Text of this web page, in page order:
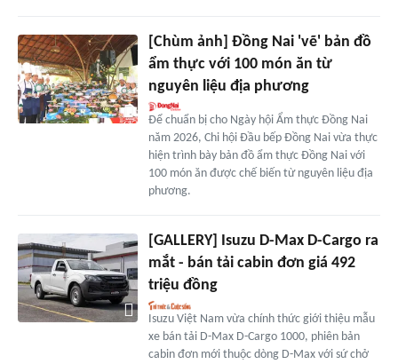
[Chùm ảnh] Đồng Nai 'vẽ' bản đồ
ẩm thực với 100 món ăn từ
nguyên liệu địa phương
Để chuẩn bị cho Ngày hội Ẩm thực Đồng Nai
năm 2026, Chi hội Đầu bếp Đồng Nai vừa thực
hiện trình bày bản đồ ẩm thực Đồng Nai với
100 món ăn được chế biến từ nguyên liệu địa
phương.
[GALLERY] Isuzu D-Max D-Cargo ra
mắt - bán tải cabin đơn giá 492
triệu đồng
Isuzu Việt Nam vừa chính thức giới thiệu mẫu
xe bán tải D-Max D-Cargo 1000, phiên bản
cabin đơn mới thuộc dòng D-Max với sứ chở